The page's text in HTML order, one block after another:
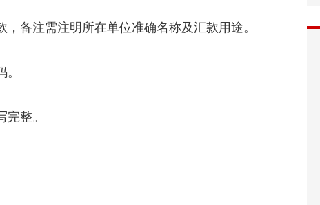
备注需注明所在单位准确名称及汇款用途。
整。